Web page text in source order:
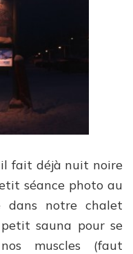
fait déjà nuit noire
séance photo au
dans notre chalet
sauna pour se
muscles (faut